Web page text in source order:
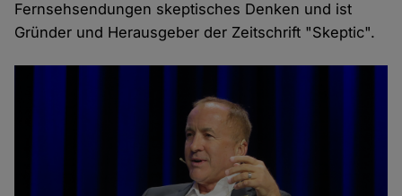
Fernsehsendungen skeptisches Denken und ist
Gründer und Herausgeber der Zeitschrift "Skeptic".